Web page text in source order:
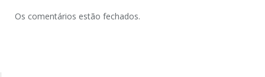
Os comentários estão fechados.